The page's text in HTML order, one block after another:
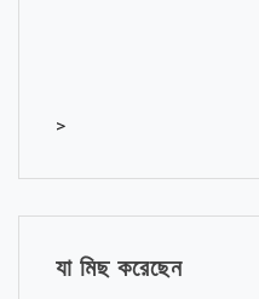
>
যা মিছ করেছেন